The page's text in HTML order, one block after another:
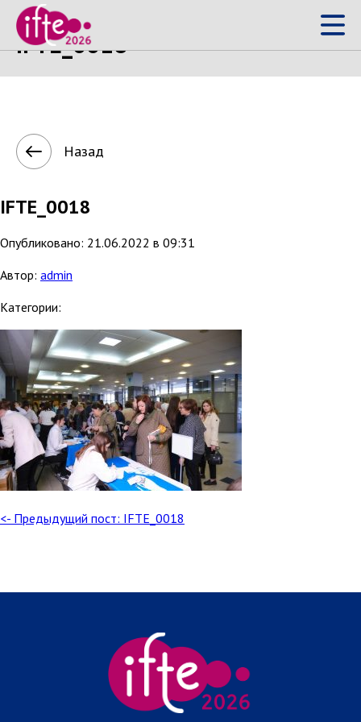
IFTE_0018
Назад
IFTE_0018
Опубликовано: 21.06.2022 в 09:31
Автор: admin
Категории:
<- Предыдущий пост: IFTE_0018